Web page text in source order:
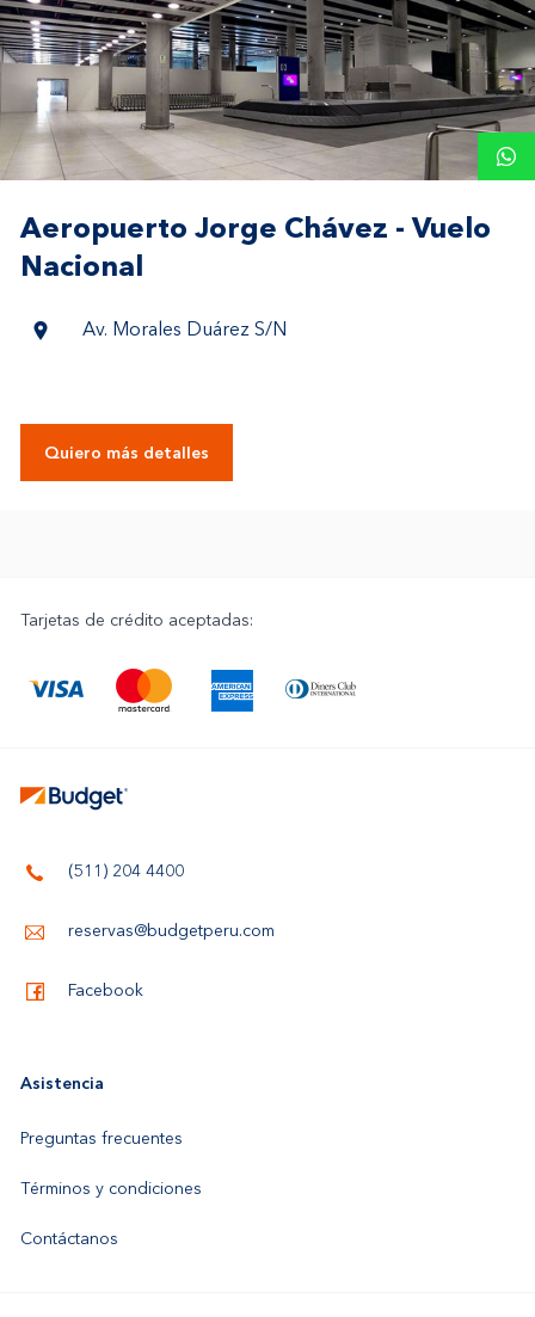
Aeropuerto Jorge Chávez - Vuelo
Nacional
Av. Morales Duárez S/N
Quiero más detalles
Tarjetas de crédito aceptadas:
(511) 204 4400
reservas@budgetperu.com
Facebook
Asistencia
Preguntas frecuentes
Términos y condiciones
Contáctanos